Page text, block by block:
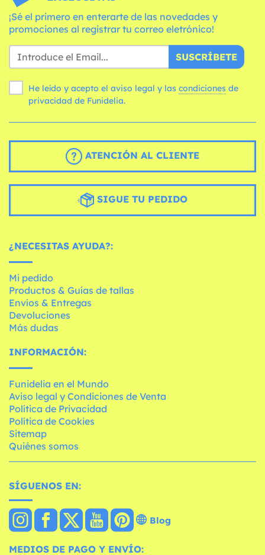
¡Sé el primero en enterarte de las novedades y
promociones al registrar tu correo eletrónico!
SUSCRÍBETE
He leído y acepto el aviso legal y las condiciones
privacidad de Funidelia.
ATENCIÓN AL CLIENTE
SIGUE TU PEDIDO
¿NECESITAS AYUDA?:
Mi pedido
Productos & Guías de tallas
Envíos & Entregas
Devoluciones
Más dudas
INFORMACIÓN:
Funidelia en el Mundo
Aviso legal y Condiciones de Venta
Política de Privacidad
Política de Cookies
Sitemap
Quiénes somos
SÍGUENOS EN:
Blog
MEDIOS DE PAGO Y ENVÍO: